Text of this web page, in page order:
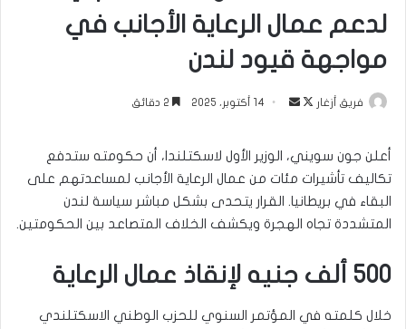
لدعم عمال الرعاية الأجانب في
مواجهة قيود لندن
فريق أزغار
تابعأرسل
14 أكتوبر، 2025
أعلن جون سويني، الوزير الأول لاسكتلندا، أن حكومته ستدفع
تكاليف تأشيرات مئات من عمال الرعاية الأجانب لمساعدتهم على
البقاء في بريطانيا. القرار يتحدى بشكل مباشر سياسة لندن
المتشددة تجاه الهجرة ويكشف الخلاف المتصاعد بين الحكومتين.
500 ألف جنيه لإنقاذ عمال الرعاية
خلال كلمته في المؤتمر السنوي للحزب الوطني الاسكتلندي